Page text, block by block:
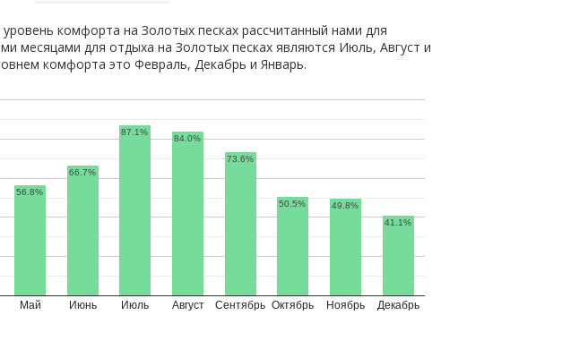
комфорта на Золотых песках рассчитанный нами для
месяцами для отдыха на Золотых песках являются Июль, Август и
комфорта это Февраль, Декабрь и Январь.
Май Июнь Июль Август Сентябрь Октябрь Ноябрь Декабрь
56.8%
66.7%
87.1%
84.0%
73.6%
50.5%
49.8%
41.1%